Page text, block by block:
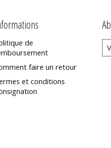
de
faire un retour
et conditions